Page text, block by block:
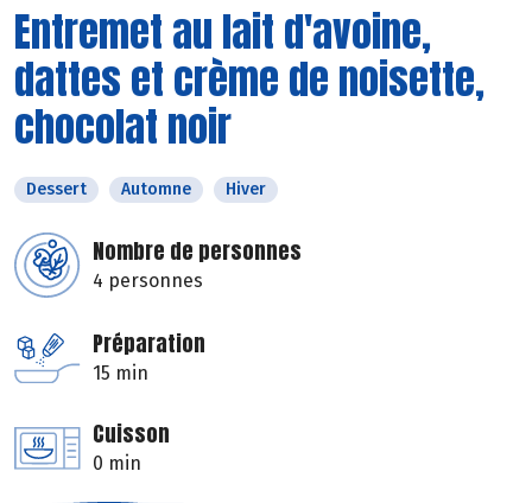
Entremet au lait d'avoine,
dattes et crème de noisette,
chocolat noir
Dessert Automne Hiver
Nombre de personnes
4 personnes
Préparation
15 min
Cuisson
0 min